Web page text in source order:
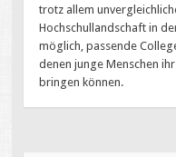
trotz allem
Hochschullandschaft in
möglich, passende
denen junge Menschen
bringen können.